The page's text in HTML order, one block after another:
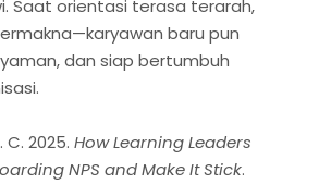
Saat orientasi terasa terarah,
baru pun
dan siap bertumbuh
C. 2025. How Learning Leaders
NPS and Make It Stick.